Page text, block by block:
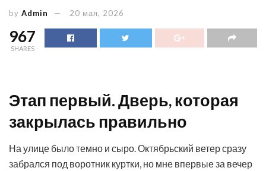
by Admin 20 мая, 2026
967
SHARES
Этап первый. Дверь, которая
закрылась правильно
На улице было темно и сыро. Октябрьский ветер сразу
забрался под воротник куртки, но мне впервые за вечер